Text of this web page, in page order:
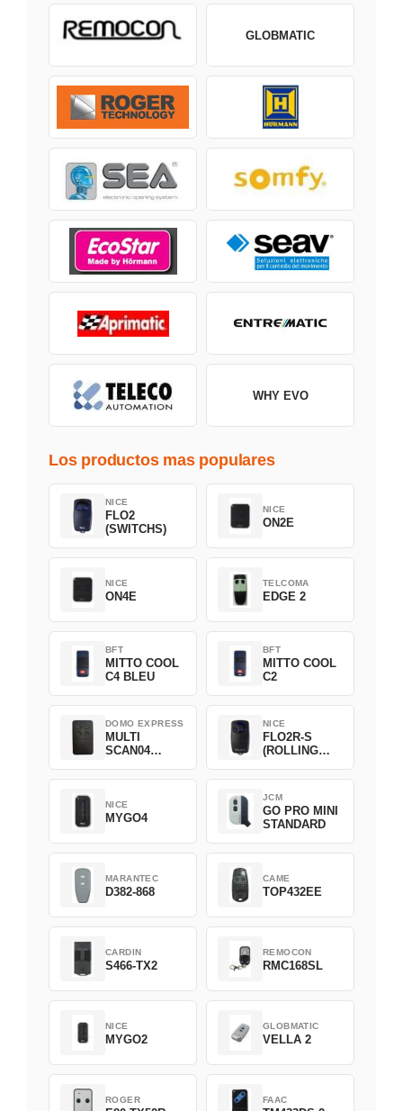
GLOBMATIC
WHY EVO
Los productos mas populares
NICE
FLO2
(SWITCHS)
NICE
ON2E
NICE
ON4E
TELCOMA
EDGE 2
BFT
MITTO COOL
C4 BLEU
BFT
MITTO COOL
C2
DOMO EXPRESS
MULTI
SCAN04
NICE
FLO2R-S
(ROLLING
NICE
MYGO4
JCM
GO PRO MINI
STANDARD
MARANTEC
D382-868
CAME
TOP432EE
CARDIN
S466-TX2
REMOCON
RMC168SL
NICE
MYGO2
GLOBMATIC
VELLA 2
ROGER FAAC